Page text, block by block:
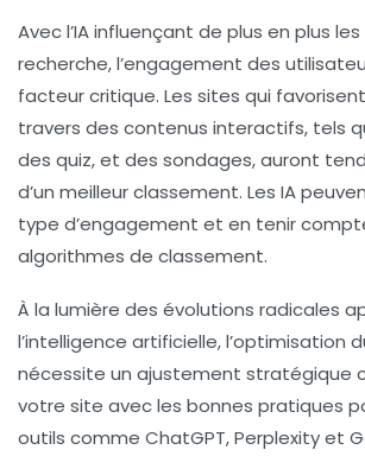
Avec l’IA influençant de plus en plus
recherche, l’engagement des
facteur critique. Les sites qui
travers des contenus interactifs, tels
des quiz, et des sondages, auront
d’un meilleur classement. Les IA
type d’engagement et en tenir
algorithmes de classement.
À la lumière des évolutions radicales
l’intelligence artificielle, l’optimisation
nécessite un ajustement stratégique
votre site avec les bonnes pratiques
outils comme ChatGPT,Perplexityet